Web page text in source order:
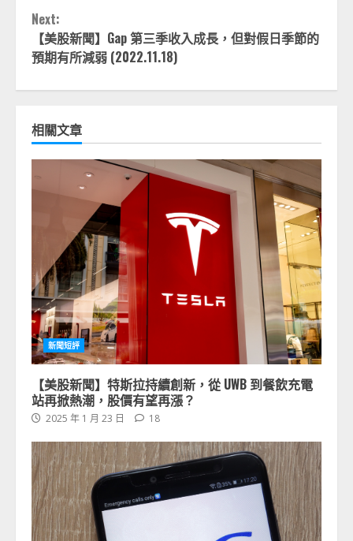
Next:
【美股新聞】Gap 第三季收入成長，但對假日季節的
預期有所減弱 (2022.11.18)
相關文章
新聞短評
【美股新聞】特斯拉持續創新，從 UWB 到餐飲充電
站再掀熱潮，股價有望再漲？
2025 年 1 月 23 日 18